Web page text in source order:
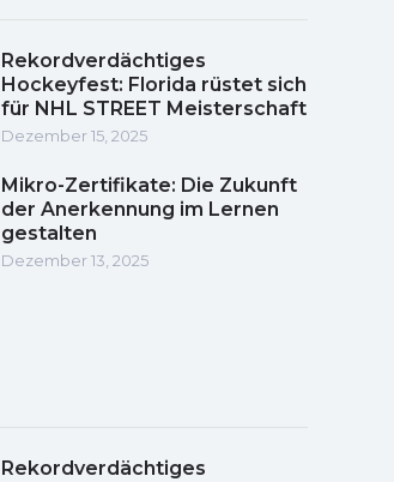
Rekordverdächtiges
Hockeyfest: Florida rüstet sich
für NHL STREET Meisterschaft
Dezember 15, 2025
Mikro-Zertifikate: Die Zukunft
der Anerkennung im Lernen
gestalten
Dezember 13, 2025
Rekordverdächtiges